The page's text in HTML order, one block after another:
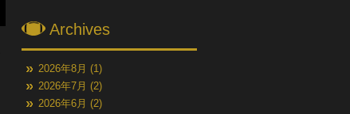
Archives
2026年8月 (1)
2026年7月 (2)
2026年6月 (2)